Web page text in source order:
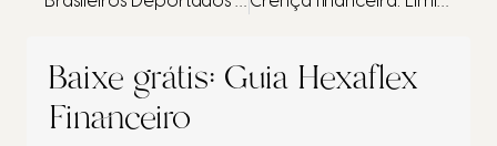
Baixe grátis: Guia Hexaflex
Financeiro